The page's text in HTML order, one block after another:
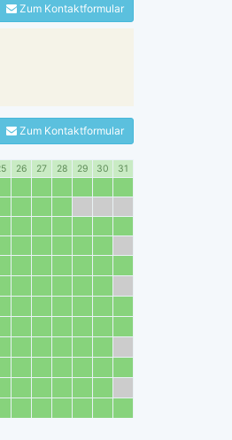
Zum Kontaktformular
Zum Kontaktformular
26 27 28 29 30
31